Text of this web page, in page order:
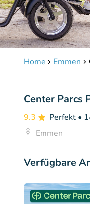
Home Emmen
Center Parcs
9.3 Perfekt •
Emmen
Verfügbare